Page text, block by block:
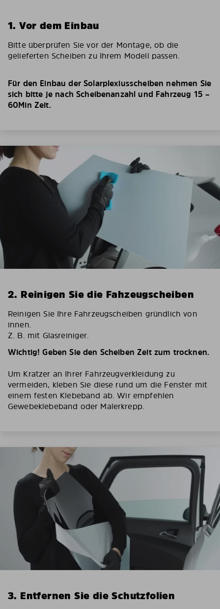
1. Vor dem Einbau
Bitte überprüfen Sie vor der Montage, ob die
gelieferten Scheiben zu Ihrem Modell passen.
Für den Einbau der Solarplexiusscheiben nehmen Sie
sich bitte je nach Scheibenanzahl und Fahrzeug 15 –
60Min Zeit.
2. Reinigen Sie die Fahzeugscheiben
Reinigen Sie Ihre Fahrzeugscheiben gründlich von
innen.
Z. B. mit Glasreiniger.
Wichtig! Geben Sie den Scheiben Zeit zum trocknen.
Um Kratzer an Ihrer Fahrzeugverkleidung zu
vermeiden, kleben Sie diese rund um die Fenster mit
einem festen Klebeband ab. Wir empfehlen
Gewebeklebeband oder Malerkrepp.
3. Entfernen Sie die Schutzfolien